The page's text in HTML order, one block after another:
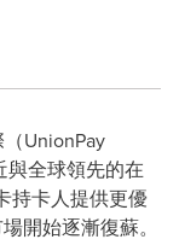
UnionPay
與全球領先的在
持卡人提供更優
開始逐漸復蘇。